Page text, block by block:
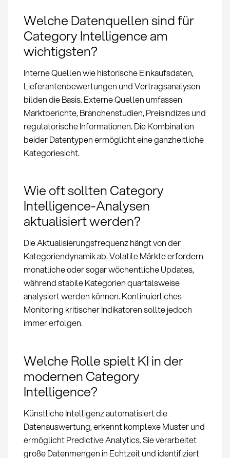
Welche Datenquellen sind für
Category Intelligence am
wichtigsten?
Interne Quellen wie historische Einkaufsdaten,
Lieferantenbewertungen und Vertragsanalysen
bilden die Basis. Externe Quellen umfassen
Marktberichte, Branchenstudien, Preisindizes und
regulatorische Informationen. Die Kombination
beider Datentypen ermöglicht eine ganzheitliche
Kategoriesicht.
Wie oft sollten Category
Intelligence-Analysen
aktualisiert werden?
Die Aktualisierungsfrequenz hängt von der
Kategoriendynamik ab. Volatile Märkte erfordern
monatliche oder sogar wöchentliche Updates,
während stabile Kategorien quartalsweise
analysiert werden können. Kontinuierliches
Monitoring kritischer Indikatoren sollte jedoch
immer erfolgen.
Welche Rolle spielt KI in der
modernen Category
Intelligence?
Künstliche Intelligenz automatisiert die
Datenauswertung, erkennt komplexe Muster und
ermöglicht Predictive Analytics. Sie verarbeitet
große Datenmengen in Echtzeit und identifiziert